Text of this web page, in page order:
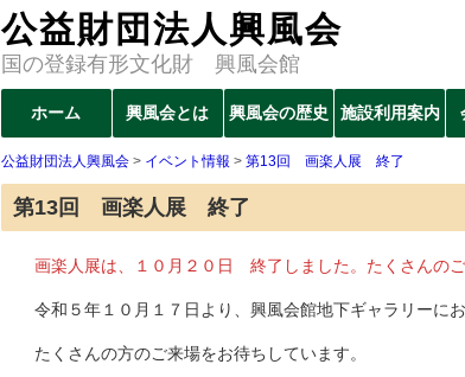
公益財団法人興風会
国の登録有形文化財 興風会館
メインメニュー
ン
テ
ン
ホーム 興風会とは 興風会の歴史 施設利用案内
公益財団法人興風会 > イベント情報 > 第13回 画楽人展 終了
第13回 画楽人展 終了
画楽人展は、１０月２０日 終了しました。たくさんのご
令和５年１０月１７日より、興風会館地下ギャラリーに
たくさんの方のご来場をお待ちしています。